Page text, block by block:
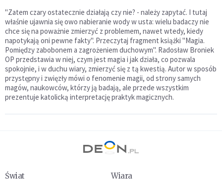
"Zatem czary ostatecznie działają czy nie? - należy zapytać. I tutaj
właśnie ujawnia się owo nabieranie wody w usta: wielu badaczy nie
chce się na poważnie zmierzyć z problemem, nawet wtedy, kiedy
napotykają oni pewne fakty". Przeczytaj fragment książki "Magia.
Pomiędzy zabobonem a zagrożeniem duchowym". Radosław Broniek
OP przedstawia w niej, czym jest magia i jak działa, co pozwala
spokojnie, i w duchu wiary, zmierzyć się z tą kwestią. Autor w sposób
przystępny i zwięzły mówi o fenomenie magii, od strony samych
magów, naukowców, którzy ją badają, ale przede wszystkim
prezentuje katolicką interpretację praktyk magicznych.
Świat
Wiara